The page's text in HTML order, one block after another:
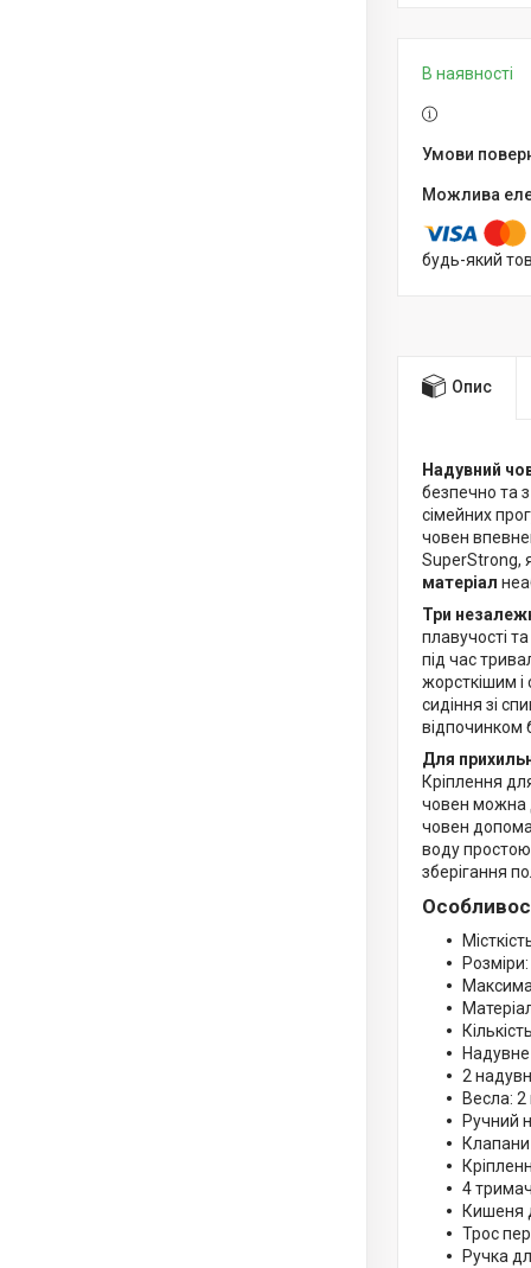
В наявності
будь-який
Опис
Надувний
безпечно та
сімейних
човен
SuperStrong,
матеріал
Три
плавучості
під час
жорсткішим і
сидіння зі
відпочинком
Для
Кріплення
човен можна
човен
воду
зберігання
2
Весла:
Ручний
4
Кишеня
Трос
Ручка